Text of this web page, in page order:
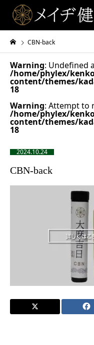
CBN-back
Warning: Undefined
/home/phylex/
content/themes/
18
Warning: Attempt to
/home/phylex/
content/themes/
18
2024.10.24
CBN-back